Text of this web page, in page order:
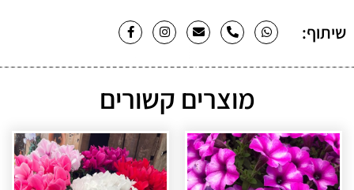
שיתוף:
מוצרים קשורים